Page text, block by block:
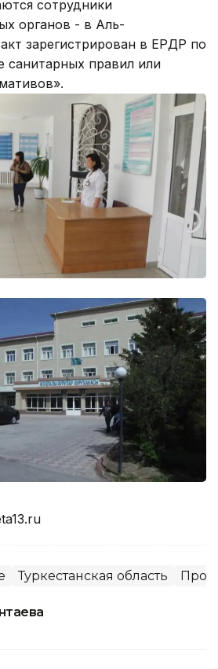
сотрудники
органов - в Аль-
зарегистрирован в ЕРДР по
санитарных правил или
Туркестанская область